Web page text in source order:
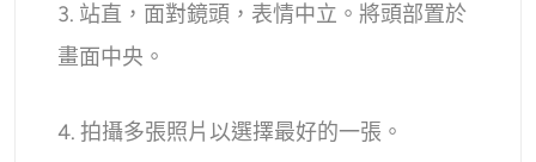
3. 站直，面對鏡頭，表情中立。將頭部置於
畫面中央。
4. 拍攝多張照片以選擇最好的一張。